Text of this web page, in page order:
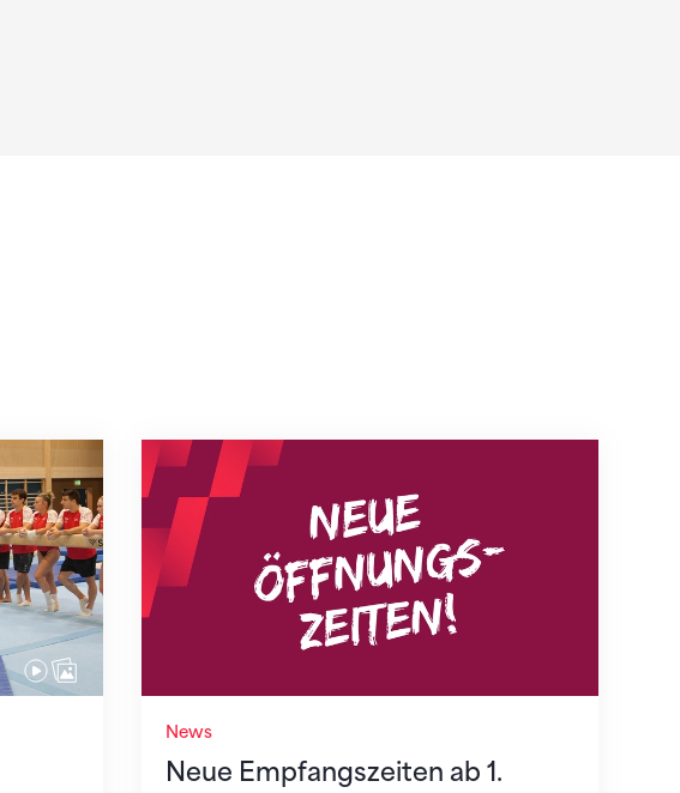
News
Neue Empfangszeiten ab 1.
Neue Empfangszeiten ab 1. August 2026